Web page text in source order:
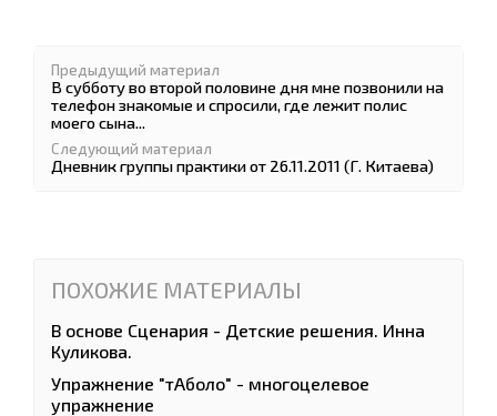
Предыдущий материал
В субботу во второй половине дня мне позвонили на
телефон знакомые и спросили, где лежит полис
моего сына...
Следующий материал
Дневник группы практики от 26.11.2011 (Г. Китаева)
ПОХОЖИЕ МАТЕРИАЛЫ
В основе Сценария - Детские решения. Инна
Куликова.
Упражнение "тАболо" - многоцелевое
упражнение